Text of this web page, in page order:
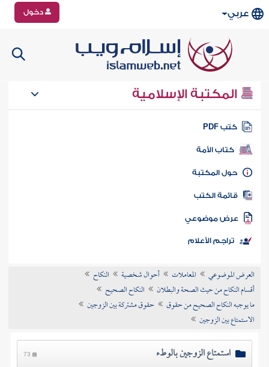
عربي دخول
المكتبة الإسلامية
كتب PDF
كتاب الأمة
المكتبة
الكتب
موضوعي
تراجم الأعلام
العرض الموضوعي المعاملات أحوال شخصية
النكاح
أقسام النكاح من حيث الصحة والبطلان
النكاح الصحيح
ما يوجبه النكاح الصحيح من حقوق
حقوق مشتركة بين الزوجين
الاستمتاع بين الزوجين
استمتاع الزوجين بالوطء 73